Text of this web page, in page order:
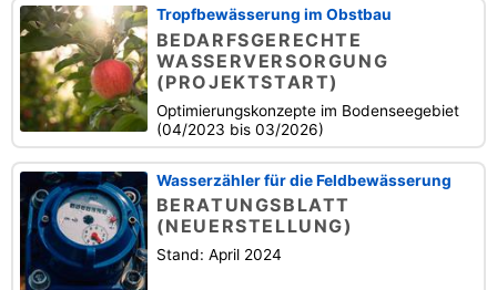
Tropfbewässerung im Obstbau
BEDARFSGERECHTE
WASSERVERSORGUNG
(PROJEKTSTART)
Optimierungskonzepte im Bodenseegebiet
(04/2023 bis 03/2026)
Wasserzähler für die Feldbewässerung
BERATUNGSBLATT
(NEUERSTELLUNG)
Stand: April 2024